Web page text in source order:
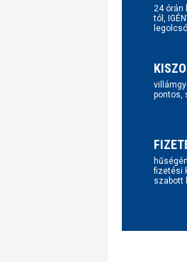
24 órán
tól,
pontos,
fizetési
szabott